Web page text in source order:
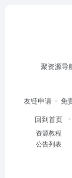
聚资源导
友链申请 免
回到首页
资源教程
公告列表